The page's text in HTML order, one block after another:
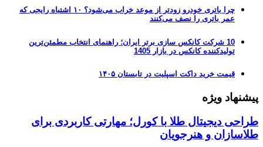
چرا باتری خودرو زودتر از موعد خراب می‌شود؟ ۱۰ اشتباه رایجی که
عمر باتری را نصف می‌کنند
10 شرکت کانکس سازی برتر ایران؛ راهنمای انتخاب مطمئن‌ترین
تولیدکننده کانکس در بازار 1405
قیمت خرید داکت اسپلیت در تابستان ۱۴۰۵
پیشنهاد ویژه
طراحی دیجیتال طلا با کورل؛ مهارتی کاربردی برای
طلاسازان و هنرجویان